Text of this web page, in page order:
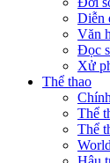
Diễn
Văn
Đọc
Xử
Thể thao
Thể
Thể